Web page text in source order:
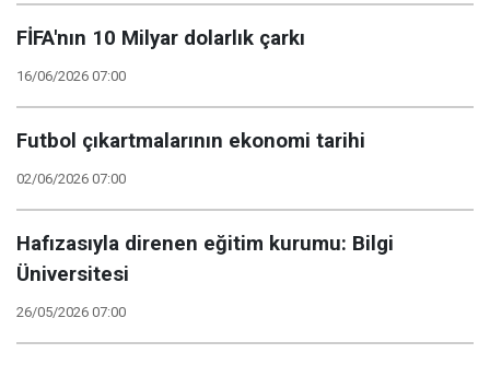
FİFA'nın 10 Milyar dolarlık çarkı
16/06/2026 07:00
Futbol çıkartmalarının ekonomi tarihi
02/06/2026 07:00
Hafızasıyla direnen eğitim kurumu: Bilgi
Üniversitesi
26/05/2026 07:00